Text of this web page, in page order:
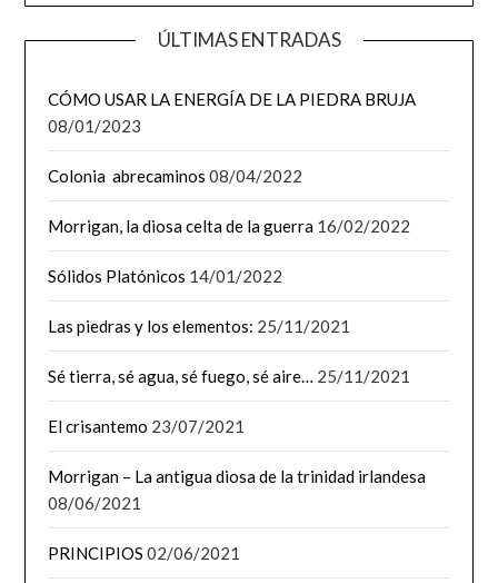
ÚLTIMAS ENTRADAS
CÓMO USAR LA ENERGÍA DE LA PIEDRA BRUJA
08/01/2023
Colonia abrecaminos 08/04/2022
Morrigan, la diosa celta de la guerra 16/02/2022
Sólidos Platónicos 14/01/2022
Las piedras y los elementos: 25/11/2021
Sé tierra, sé agua, sé fuego, sé aire… 25/11/2021
El crisantemo 23/07/2021
Morrigan – La antigua diosa de la trinidad irlandesa
08/06/2021
PRINCIPIOS 02/06/2021